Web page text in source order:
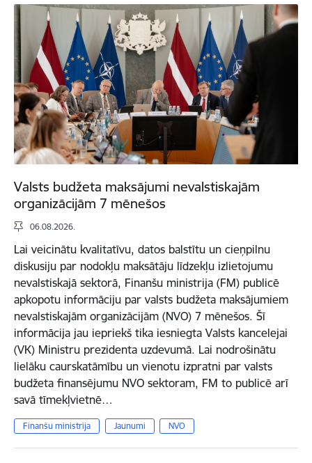
Valsts budžeta maksājumi nevalstiskajām
organizācijām 7 mēnešos
06.08.2026.
Lai veicinātu kvalitatīvu, datos balstītu un cieņpilnu
diskusiju par nodokļu maksātāju līdzekļu izlietojumu
nevalstiskajā sektorā, Finanšu ministrija (FM) publicē
apkopotu informāciju par valsts budžeta maksājumiem
nevalstiskajām organizācijām (NVO) 7 mēnešos. Šī
informācija jau iepriekš tika iesniegta Valsts kancelejai
(VK) Ministru prezidenta uzdevumā. Lai nodrošinātu
lielāku caurskatāmību un vienotu izpratni par valsts
budžeta finansējumu NVO sektoram, FM to publicē arī
savā tīmekļvietnē…
Finanšu ministrija Jaunumi NVO